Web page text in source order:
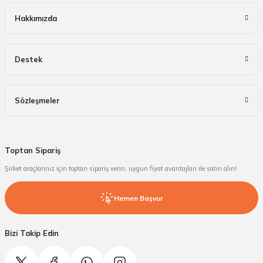
Hakkımızda
Destek
Sözleşmeler
Toptan Sipariş
Şirket araçlarınız için toptan sipariş verin, uygun fiyat avantajları ile satın alın!
Hemen Başvur
Bizi Takip Edin